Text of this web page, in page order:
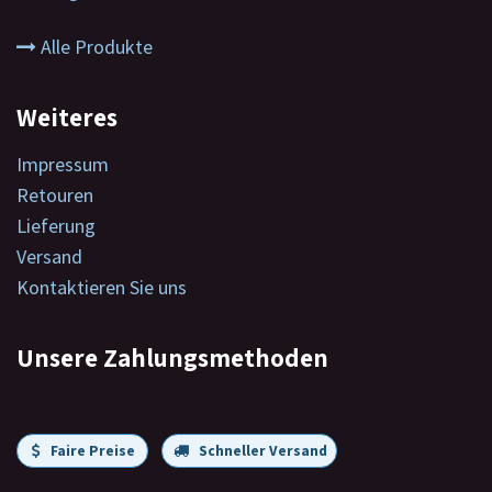
Alle Produkte
Weiteres
Impressum
Retouren
Lieferung
Versand
Kontaktieren Sie uns
Unsere Zahlungsmethoden
Faire Preise Schneller Versand